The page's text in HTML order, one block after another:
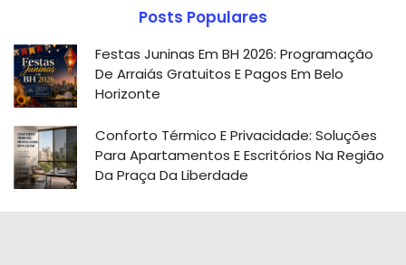
Posts Populares
Festas Juninas Em BH 2026: Programação
De Arraiás Gratuitos E Pagos Em Belo
Horizonte
Conforto Térmico E Privacidade: Soluções
Para Apartamentos E Escritórios Na Região
Da Praça Da Liberdade